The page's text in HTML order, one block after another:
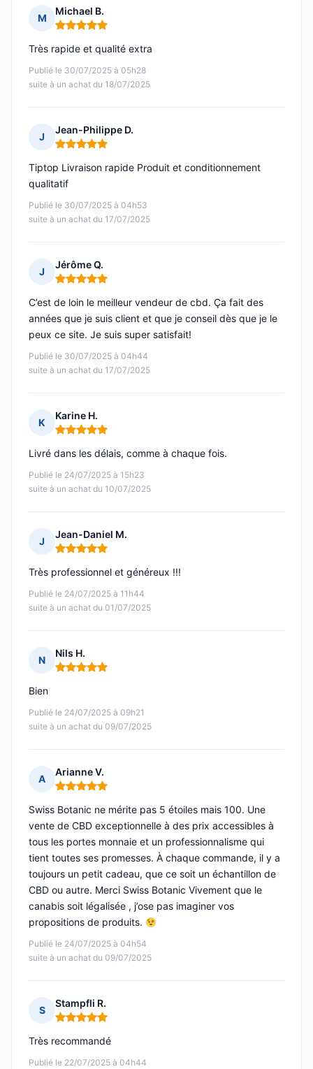
M
Michael B.
Note : 5 sur 5
Publié le 30/07/2025 à 05h28
suite à un achat du 18/07/2025
Très rapide et qualité extra
J
Jean-Philippe D.
Note : 5 sur 5
Publié le 30/07/2025 à 04h53
suite à un achat du 17/07/2025
Tiptop Livraison rapide Produit et conditionnement
qualitatif
J
Jérôme Q.
Note : 5 sur 5
Publié le 30/07/2025 à 04h44
suite à un achat du 17/07/2025
C’est de loin le meilleur vendeur de cbd. Ça fait des
années que je suis client et que je conseil dès que je le
peux ce site. Je suis super satisfait!
K
Karine H.
Note : 5 sur 5
Publié le 24/07/2025 à 15h23
suite à un achat du 10/07/2025
Livré dans les délais, comme à chaque fois.
J
Jean-Daniel M.
Note : 5 sur 5
Publié le 24/07/2025 à 11h44
suite à un achat du 01/07/2025
Très professionnel et généreux !!!
N
Nils H.
Note : 5 sur 5
Publié le 24/07/2025 à 09h21
suite à un achat du 09/07/2025
Bien
A
Arianne V.
Note : 5 sur 5
Publié le 24/07/2025 à 04h54
suite à un achat du 09/07/2025
Swiss Botanic ne mérite pas 5 étoiles mais 100. Une
vente de CBD exceptionnelle à des prix accessibles à
tous les portes monnaie et un professionnalisme qui
tient toutes ses promesses. À chaque commande, il y a
toujours un petit cadeau, que ce soit un échantillon de
CBD ou autre. Merci Swiss Botanic Vivement que le
canabis soit légalisée , j’ose pas imaginer vos
propositions de produits.
S
Stampfli R.
Note : 5 sur 5
Publié le 22/07/2025 à 04h44
Très recommandé